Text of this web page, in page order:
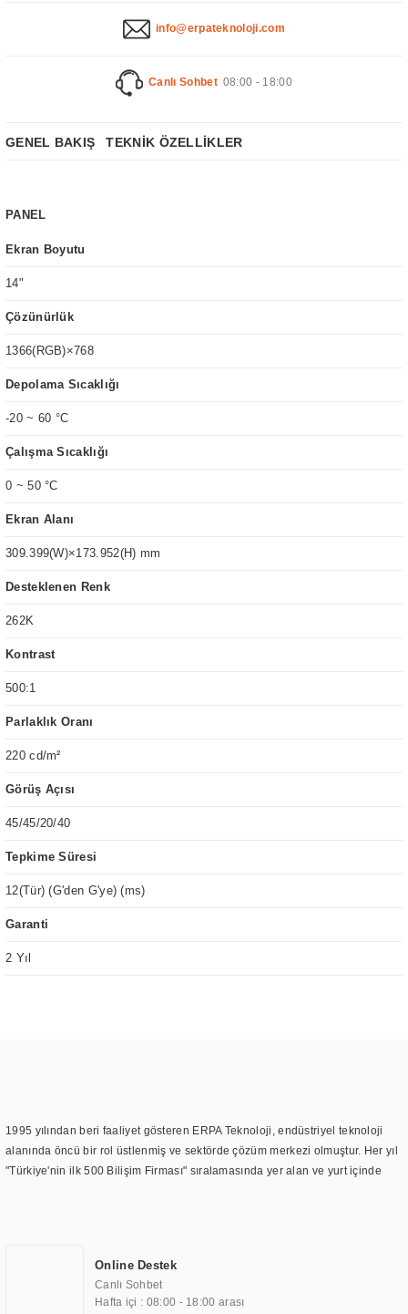
info@erpateknoloji.com
Canlı Sohbet 08:00 - 18:00
GENEL BAKIŞ TEKNİK ÖZELLİKLER
PANEL
Ekran Boyutu
14"
Çözünürlük
1366(RGB)×768
Depolama Sıcaklığı
-20 ~ 60 °C
Çalışma Sıcaklığı
0 ~ 50 °C
Ekran Alanı
309.399(W)×173.952(H) mm
Desteklenen Renk
262K
Kontrast
500:1
Parlaklık Oranı
220 cd/m²
Görüş Açısı
45/45/20/40
Tepkime Süresi
12(Tür) (G'den G'ye) (ms)
Garanti
2 Yıl
1995 yılından beri faaliyet gösteren ERPA Teknoloji, endüstriyel teknoloji
alanında öncü bir rol üstlenmiş ve sektörde çözüm merkezi olmuştur. Her yıl
"Türkiye'nin ilk 500 Bilişim Firması" sıralamasında yer alan ve yurt içinde
TOCHI markası altında kendi ürettiği ürünlerde kullanmıştır. Günümüzde
TOCHI; videowall, digital signage, kiosk, totem, akıllı durak ekranı, araç içi
ekran, asansör ekranı, digital menüboard, marin ekran, medikal ekran,
Online Destek
Canlı Sohbet
Hafta içi : 08:00 - 18:00 arası